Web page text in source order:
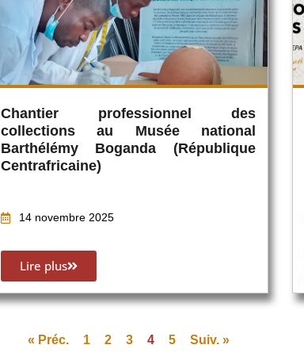
Chantier professionnel des
collections au Musée national
Barthélémy Boganda (République
Centrafricaine)
14 novembre 2025
Lire plus
« Préc. 1 2 3 4 5 Suiv. »